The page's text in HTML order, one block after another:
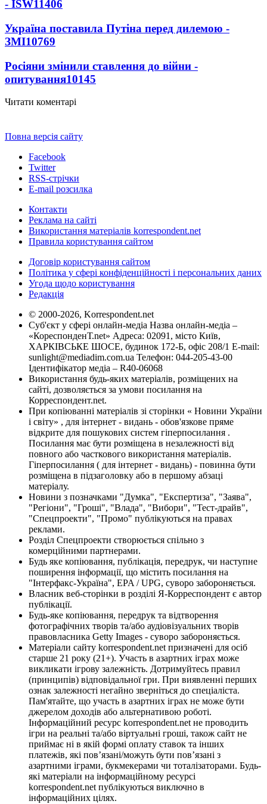
- ISW11406
Україна поставила Путіна перед дилемою -
ЗМІ10769
Росіяни змінили ставлення до війни -
опитування10145
Читати коментарі
Повна версія сайту
Facebook
Twitter
RSS-стрічки
E-mail розсилка
Контакти
Реклама на сайті
Використання матеріалів korrespondent.net
Правила користування сайтом
Договір користування сайтом
Політика у сфері конфіденційності і персональних даних
Угода щодо користування
Редакція
© 2000-2026, Korrespondent.net
Суб'єкт у сфері онлайн-медіа Назва онлайн-медіа –
«КореспонденТ.net» Адреса: 02091, місто Київ,
ХАРКІВСЬКЕ ШОСЕ, будинок 172-Б, офіс 208/1 E-mail:
sunlight@mediadim.com.ua Телефон: 044-205-43-00
Ідентифікатор медіа – R40-06068
Використання будь-яких матеріалів, розміщених на
сайті, дозволяється за умови посилання на
Корреспондент.net.
При копіюванні матеріалів зі сторінки « Новини України
і світу» , для інтернет - видань - обов'язкове пряме
відкрите для пошукових систем гіперпосилання .
Посилання має бути розміщена в незалежності від
повного або часткового використання матеріалів.
Гіперпосилання ( для інтернет - видань) - повинна бути
розміщена в підзаголовку або в першому абзаці
матеріалу.
Новини з позначками "Думка", "Експертиза", "Заява",
"Регіони", "Гроші", "Влада", "Вибори", "Тест-драйв",
"Спецпроекти", "Промо" публікуються на правах
реклами.
Розділ Спецпроекти створюється спільно з
комерційними партнерами.
Будь яке копіювання, публікація, передрук, чи наступне
поширення інформації, що містить посилання на
"Інтерфакс-Україна", EPA / UPG, суворо забороняється.
Власник веб-сторінки в розділі Я-Корреспондент є автор
публікації.
Будь-яке копіювання, передрук та відтворення
фотографічних творів та/або аудіовізуальних творів
правовласника Getty Images - суворо забороняється.
Матеріали сайту korrespondent.net призначені для осіб
старше 21 року (21+). Участь в азартних іграх може
викликати ігрову залежність. Дотримуйтесь правил
(принципів) відповідальної гри. При виявленні перших
ознак залежності негайно зверніться до спеціаліста.
Пам'ятайте, що участь в азартних іграх не може бути
джерелом доходів або альтернативою роботі.
Інформаційний ресурс korrespondent.net не проводить
ігри на реальні та/або віртуальні гроші, також сайт не
приймає ні в якій формі оплату ставок та інших
платежів, які пов’язані/можуть бути пов’язані з
азартними іграми, букмекерами чи тоталізаторами. Будь-
які матеріали на інформаційному ресурсі
korrespondent.net публікуються виключно в
інформаційних цілях.